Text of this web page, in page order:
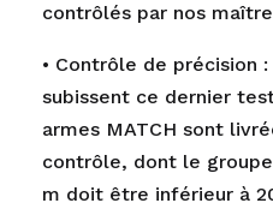
contrôlés par nos
• Contrôle de précision
subissent ce dernier
armes MATCH sont
contrôle, dont le
m doit être inférieur à